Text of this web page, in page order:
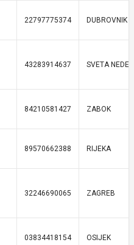
22797775374 DUBROVNIK
43283914637 SVETA
84210581427 ZABOK
89570662388 RIJEKA
32246690065 ZAGREB
03834418154 OSIJEK